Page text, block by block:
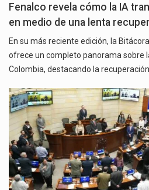
Fenalco revela cómo la IA
en medio de una lenta
En su más reciente edición, la
ofrece un completo panorama sobre
Colombia, destacando la